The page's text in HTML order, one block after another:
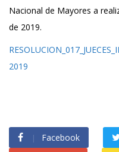
Nacional de Mayores a
de 2019.
2019
Facebook